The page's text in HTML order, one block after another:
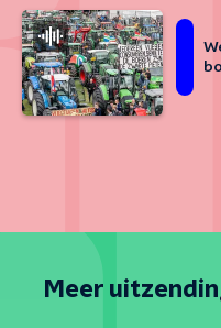
Meer